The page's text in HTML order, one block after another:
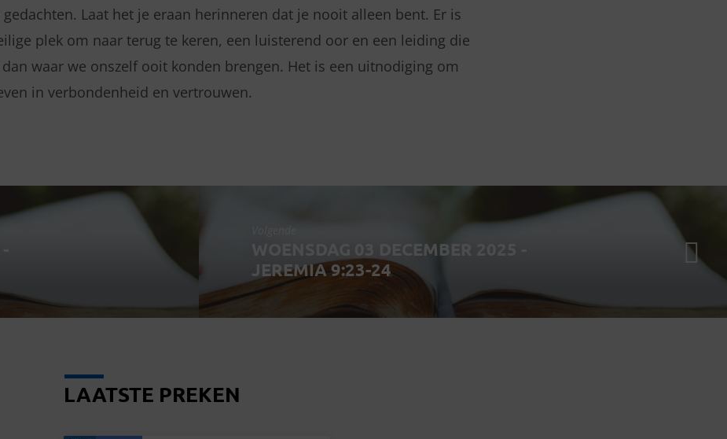
Laat het je eraan herinneren dat je nooit alleen bent. Er is
plek om naar terug te keren, een luisterend oor en een leiding die
waar we onszelf ooit konden brengen. Het is een uitnodiging om
in verbondenheid en vertrouwen.
WOENSDAG 03 DECEMBER 2025 -
JEREMIA 9:23-24
LAATSTE PREKEN